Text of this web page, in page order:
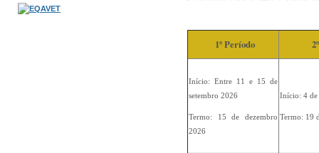
1º Período
Início: Entre 11 e 15 de
setembro 2026
Termo: 15 de dezembro
2026
Início: 4 de
Termo: 19